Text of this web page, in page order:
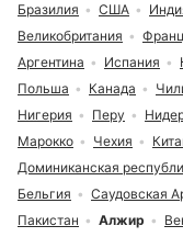
Бразилия США
Великобритания
Аргентина
Испания
Польша
Канада
Нигерия
Перу
Марокко
Чехия
Доминиканская
Бельгия
Саудовская
Пакистан
Алжир